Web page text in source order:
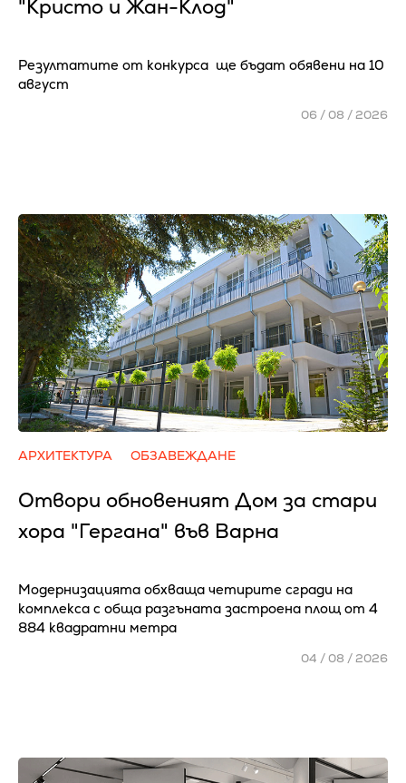
"Кристо и Жан-Клод"
Резултатите от конкурса ще бъдат обявени на 10
август
06 / 08 / 2026
АРХИТЕКТУРА ОБЗАВЕЖДАНЕ
Отвори обновеният Дом за стари
хора "Гергана" във Варна
Модернизацията обхваща четирите сгради на
комплекса с обща разгъната застроена площ от 4
884 квадратни метра
04 / 08 / 2026